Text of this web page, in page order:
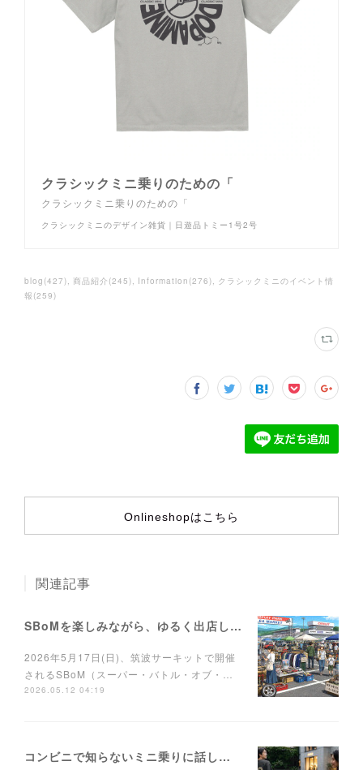
クラシックミニ乗りのための「
クラシックミニ乗りのための「
クラシックミニのデザイン雑貨｜日遊品トミー1号2号
blog (427) 商品紹介 (245) Information (276)
クラシックミニのイベント情
報 (259)
Onlineshopはこちら
関連記事
SBoMを楽しみながら、ゆるく出店しませんか？
2026年5月17日(日)、筑波サーキットで開催
されるSBoM（スーパー・バトル・オブ・…
2026.05.12 04:19
コンビニで知らないミニ乗りに話しかけられるTシャツ